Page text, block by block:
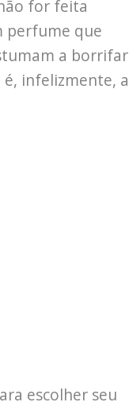
for feita
perfume que
a borrifar
infelizmente, a
escolher seu